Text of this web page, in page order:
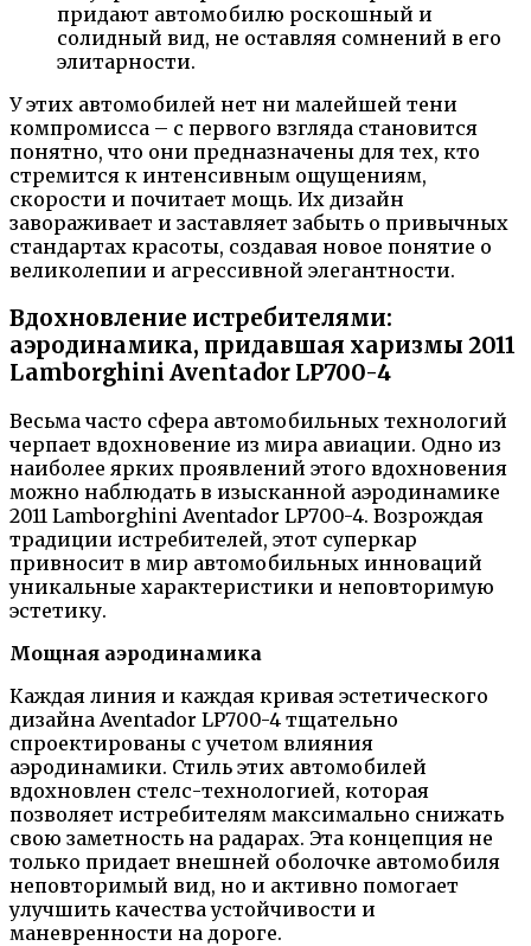
придают автомобилю роскошный и
солидный вид, не оставляя сомнений в его
элитарности.
У этих автомобилей нет ни малейшей тени
компромисса – с первого взгляда становится
понятно, что они предназначены для тех, кто
стремится к интенсивным ощущениям,
скорости и почитает мощь. Их дизайн
завораживает и заставляет забыть о привычных
стандартах красоты, создавая новое понятие о
великолепии и агрессивной элегантности.
Вдохновление истребителями:
аэродинамика, придавшая харизмы 2011
Lamborghini Aventador LP700-4
Весьма часто сфера автомобильных технологий
черпает вдохновение из мира авиации. Одно из
наиболее ярких проявлений этого вдохновения
можно наблюдать в изысканной аэродинамике
2011 Lamborghini Aventador LP700-4. Возрождая
традиции истребителей, этот суперкар
привносит в мир автомобильных инноваций
уникальные характеристики и неповторимую
эстетику.
Мощная аэродинамика
Каждая линия и каждая кривая эстетического
дизайна Aventador LP700-4 тщательно
спроектированы с учетом влияния
аэродинамики. Стиль этих автомобилей
вдохновлен стелс-технологией, которая
позволяет истребителям максимально снижать
свою заметность на радарах. Эта концепция не
только придает внешней оболочке автомобиля
неповторимый вид, но и активно помогает
улучшить качества устойчивости и
маневренности на дороге.